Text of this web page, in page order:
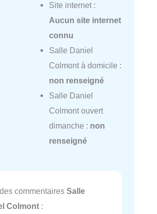
Site internet :
Aucun site internet
connu
Salle Daniel
Colmont à domicile :
non renseigné
Salle Daniel
Colmont ouvert
dimanche : non
renseigné
commentaires Salle
Colmont :